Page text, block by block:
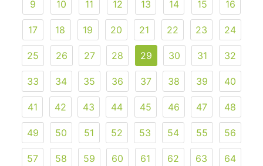
9 10 11 12 13 14 15 16
17 18 19 20 21 22 23 24
25 26 27 28 29 30 31 32
33 34 35 36 37 38 39 40
41 42 43 44 45 46 47 48
49 50 51 52 53 54 55 56
57 58 59 60 61 62 63 64